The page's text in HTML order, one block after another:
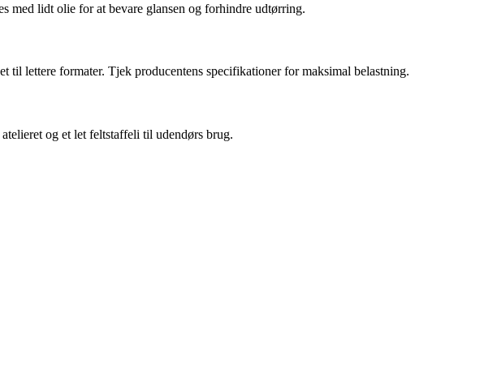
med lidt olie for at bevare glansen og forhindre udtørring.
lettere formater. Tjek producentens specifikationer for maksimal belastning.
og et let feltstaffeli til udendørs brug.